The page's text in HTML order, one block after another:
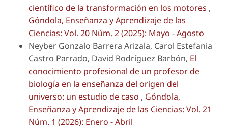
científico de la transformación en los motores ,
Góndola, Enseñanza y Aprendizaje de las
Ciencias: Vol. 20 Núm. 2 (2025): Mayo - Agosto
Neyber Gonzalo Barrera Arizala, Carol Estefania
Castro Parrado, David Rodríguez Barbón, El
conocimiento profesional de un profesor de
biología en la enseñanza del origen del
universo: un estudio de caso , Góndola,
Enseñanza y Aprendizaje de las Ciencias: Vol. 21
Núm. 1 (2026): Enero - Abril